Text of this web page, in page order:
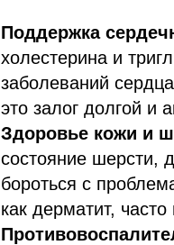
Поддержка
холестерина и
заболеваний
это залог долгой и
Здоровье кожи и
состояние шерсти,
бороться с
как дерматит,